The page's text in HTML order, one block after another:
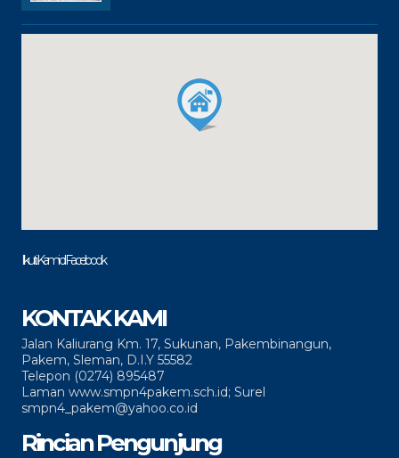
Ikuti Kami di Facebook
KONTAK KAMI
Jalan Kaliurang Km. 17, Sukunan, Pakembinangun,
Pakem, Sleman, D.I.Y 55582
Telepon (0274) 895487
Laman www.smpn4pakem.sch.id; Surel
smpn4_pakem@yahoo.co.id
Rincian Pengunjung